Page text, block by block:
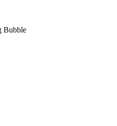
Bubble